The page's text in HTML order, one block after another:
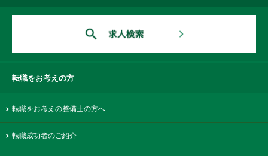
転職をお考えの方
転職をお考えの整備士の方へ
転職成功者のご紹介